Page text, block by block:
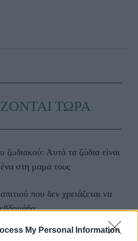
My Personal Information
ΤΩΡΑ
ζωδιακού: Αυτά τα ζώδια είναι
στη μαμά τους
που δεν χρειάζεται να
που θα αλλάξει τον τρόπο